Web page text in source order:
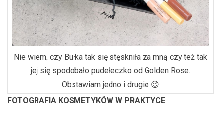
Nie wiem, czy Bułka tak się stęskniła za mną czy też tak
jej się spodobało pudełeczko od Golden Rose.
Obstawiam jedno i drugie 😉
FOTOGRAFIA KOSMETYKÓW W PRAKTYCE